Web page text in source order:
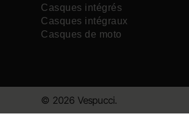
Casques intégrés
Casques intégraux
Casques de moto
© 2026 Vespucci.